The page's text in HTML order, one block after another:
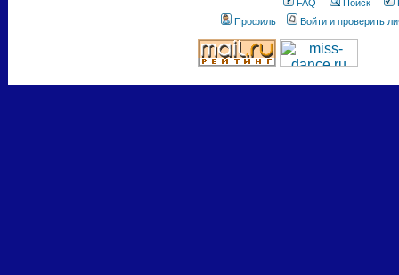
FAQ Поиск
Профиль
Войти и проверить